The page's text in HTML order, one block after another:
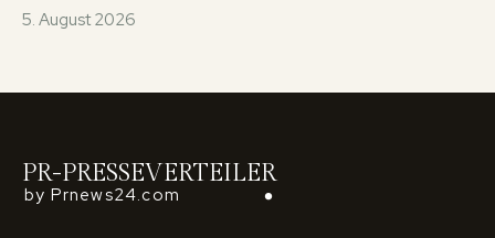
5. August 2026
PR-PRESSEVERTEILER
by Prnews24.com